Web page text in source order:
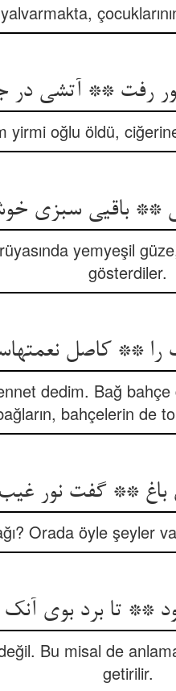
رفت ** آتشی در
yirmi oğlu öldü,
** باقیی سبزی
yemyeşil
gösterdiler.
را ** کاصل
dedim. Bağ bahçe
bahçelerin de
** گفت نور غیب
Orada öyle şeyler
** تا برد بوی آنک
Bu misal de
getirilir.